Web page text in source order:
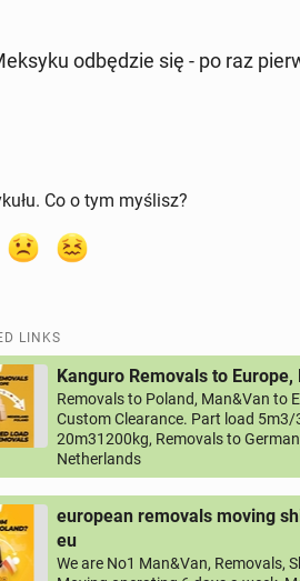
odbędzie się - po raz
Co o tym myślisz?
LINKS
Kanguro Removals to Europe,
Removals to Poland, Man&Van to
Custom Clearance. Part load 5m3/
20m31200kg, Removals to
Netherlands
european removals moving
eu
We are No1 Man&Van, Removals,